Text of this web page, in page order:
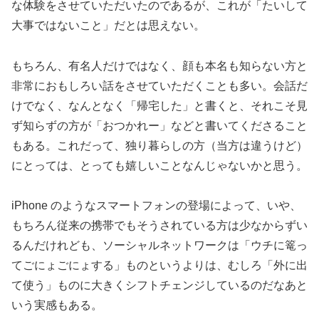
な体験をさせていただいたのであるが、これが「たいして
大事ではないこと」だとは思えない。
もちろん、有名人だけではなく、顔も本名も知らない方と
非常におもしろい話をさせていただくことも多い。会話だ
けでなく、なんとなく「帰宅した」と書くと、それこそ見
ず知らずの方が「おつかれー」などと書いてくださること
もある。これだって、独り暮らしの方（当方は違うけど）
にとっては、とっても嬉しいことなんじゃないかと思う。
iPhone のようなスマートフォンの登場によって、いや、
もちろん従来の携帯でもそうされている方は少なからずい
るんだけれども、ソーシャルネットワークは「ウチに篭っ
てごにょごにょする」ものというよりは、むしろ「外に出
て使う」ものに大きくシフトチェンジしているのだなあと
いう実感もある。